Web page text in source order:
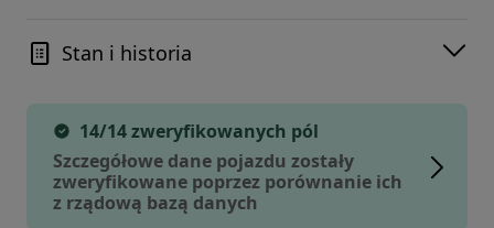
Stan i historia
14/14 zweryfikowanych pól
Szczegółowe dane pojazdu zostały
zweryfikowane poprzez porównanie ich
z rządową bazą danych